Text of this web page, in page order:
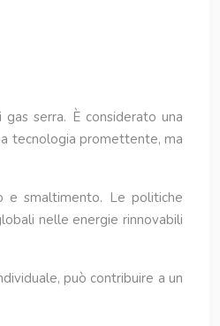
serra. È considerato una
tecnologia promettente, ma
e smaltimento. Le politiche
nelle energie rinnovabili
può contribuire a un